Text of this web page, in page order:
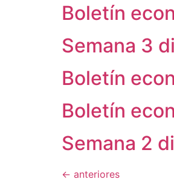
Boletín
Semana 3
Boletín
Boletín
Semana 2
← anteriores